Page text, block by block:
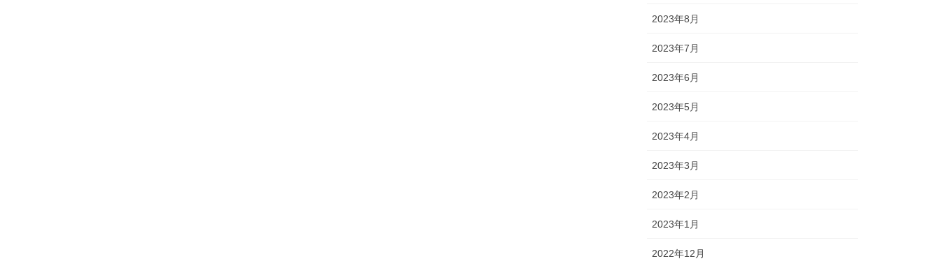
2023年8月
2023年7月
2023年6月
2023年5月
2023年4月
2023年3月
2023年2月
2023年1月
2022年12月